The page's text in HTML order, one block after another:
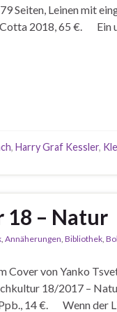
Seiten, Leinen mit
Cotta 2018, 65 €.
, Harry Graf Kessler,
– Natur
, Annäherungen, Bibliothek,
Cover von Yanko
18/2017 –
14 €. Wenn der